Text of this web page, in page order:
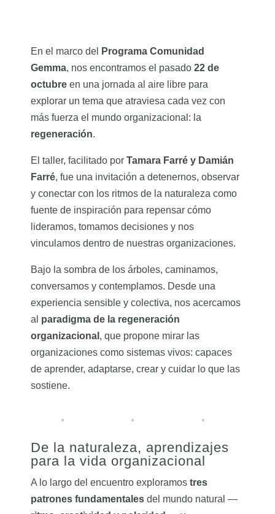
En el marco del
Programa Comunidad
Gemma, nos encontramos el pasado 22 de
octubreen una jornada al aire libre para
explorar un tema que atraviesa cada vez con
más fuerza el mundo organizacional: la
regeneración.
El taller, facilitado por Tamara Farré y Damián
Farré, fue una invitación a detenernos, observar
y conectar con los ritmos de la naturaleza como
fuente de inspiración para repensar cómo
lideramos, tomamos decisiones y nos
vinculamos dentro de nuestras organizaciones.
Bajo la sombra de los árboles, caminamos,
conversamos y contemplamos. Desde una
experiencia sensible y colectiva, nos acercamos
al paradigma de la regeneración
organizacional , que propone mirar las
organizaciones como sistemas vivos: capaces
de aprender, adaptarse, crear y cuidar lo que las
sostiene.
De la naturaleza, aprendizajes
para la vida organizacional
A lo largo del encuentro exploramos tres
patrones fundamentalesdel mundo natural —